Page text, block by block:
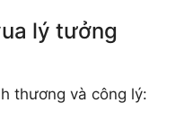
lý tưởng
thương và công lý: